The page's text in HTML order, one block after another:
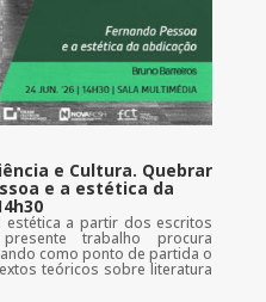
e Cultura. Quebrar
e a estética da
estética a partir dos escritos
trabalho procura
como ponto de partida o
teóricos sobre literatura